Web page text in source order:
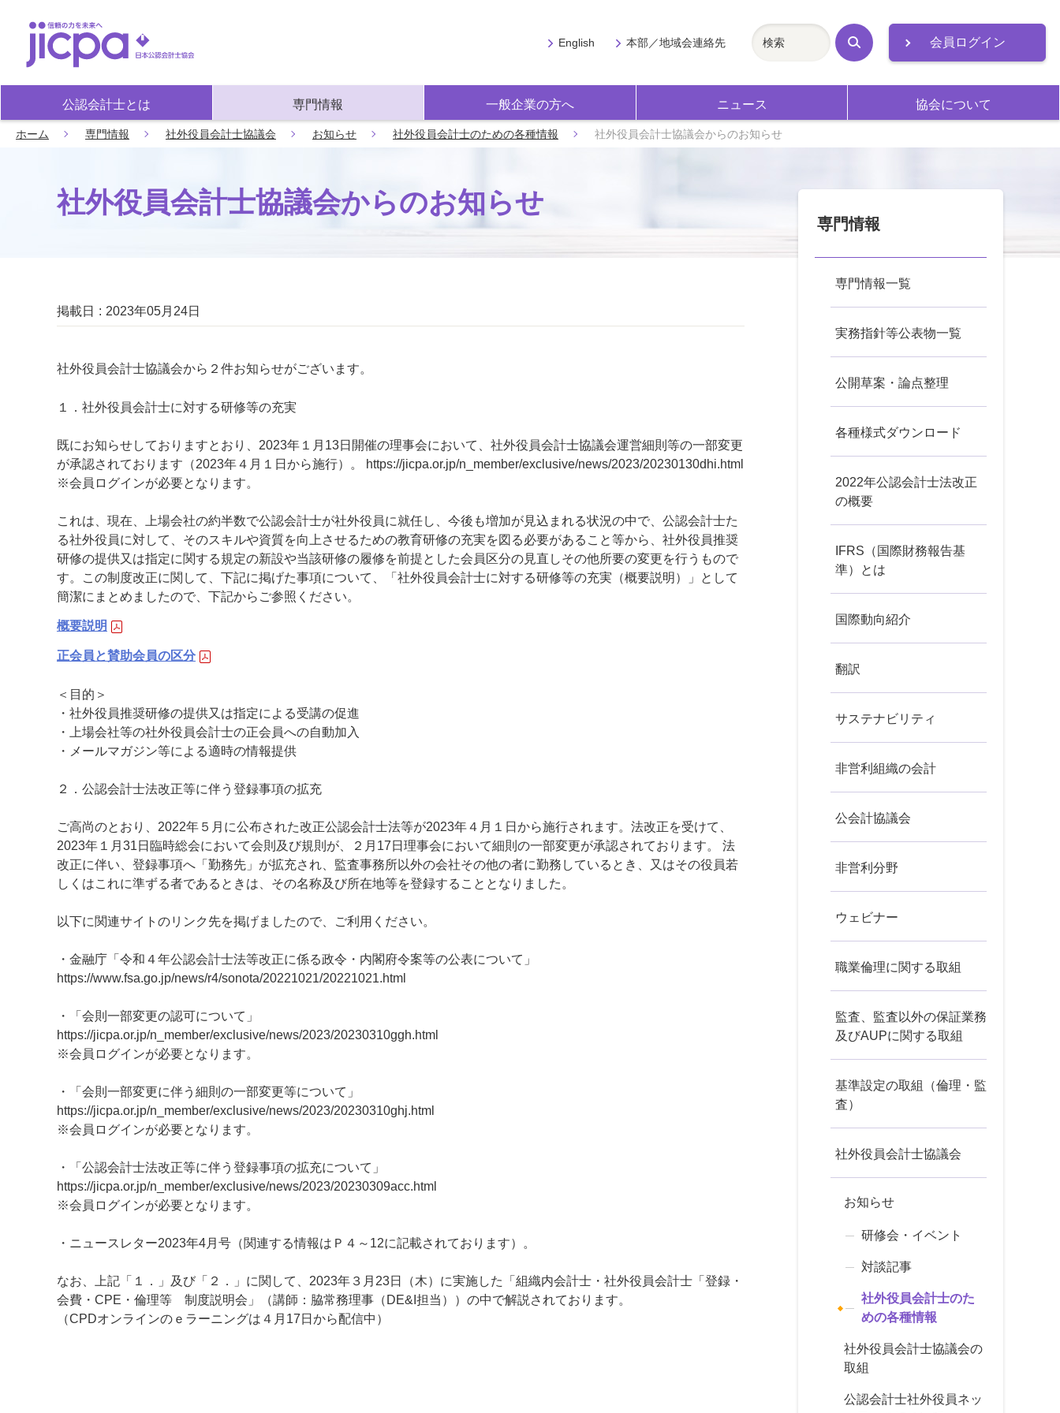
会員ログイン
公認会計士とは 専門情報 一般企業の方へ ニュース 協会について
English 本部／地域会連絡先
検
索
ホーム 専門情報 社外役員会計士協議会 お知らせ 社外役員会計士のための各種情報 社外役員会計士協議会からのお知らせ
社外役員会計士協議会からのお知らせ
掲載日 2023年05月24日
社外役員会計士協議会から２件お知らせがございます。
１．社外役員会計士に対する研修等の充実
既にお知らせしておりますとおり、2023年１月13日開催の理事会において、社外役員会計士協議会運営細則等の一部変更
が承認されております（2023年４月１日から施行）。
https://jicpa.or.jp/n_member/exclusive/news/2023/20230130dhi.html
※会員ログインが必要となります。
これは、現在、上場会社の約半数で公認会計士が社外役員に就任し、今後も増加が見込まれる状況の中で、公認会計士た
る社外役員に対して、そのスキルや資質を向上させるための教育研修の充実を図る必要があること等から、社外役員推奨
研修の提供又は指定に関する規定の新設や当該研修の履修を前提とした会員区分の見直しその他所要の変更を行うもので
す。この制度改正に関して、下記に掲げた事項について、「社外役員会計士に対する研修等の充実（概要説明）」として
簡潔にまとめましたので、下記からご参照ください。
概要説明
正会員と賛助会員の区分
＜目的＞
・社外役員推奨研修の提供又は指定による受講の促進
・上場会社等の社外役員会計士の正会員への自動加入
・メールマガジン等による適時の情報提供
２．公認会計士法改正等に伴う登録事項の拡充
ご高尚のとおり、2022年５月に公布された改正公認会計士法等が2023年４月１日から施行されます。法改正を受けて、
2023年１月31日臨時総会において会則及び規則が、２月17日理事会において細則の一部変更が承認されております。 法
改正に伴い、登録事項へ「勤務先」が拡充され、監査事務所以外の会社その他の者に勤務しているとき、又はその役員若
しくはこれに準ずる者であるときは、その名称及び所在地等を登録することとなりました。
以下に関連サイトのリンク先を掲げましたので、ご利用ください。
・金融庁「令和４年公認会計士法等改正に係る政令・内閣府令案等の公表について」
https://www.fsa.go.jp/news/r4/sonota/20221021/20221021.html
・「会則一部変更の認可について」
https://jicpa.or.jp/n_member/exclusive/news/2023/20230310ggh.html
※会員ログインが必要となります。
・「会則一部変更に伴う細則の一部変更等について」
https://jicpa.or.jp/n_member/exclusive/news/2023/20230310ghj.html
※会員ログインが必要となります。
・「公認会計士法改正等に伴う登録事項の拡充について」
https://jicpa.or.jp/n_member/exclusive/news/2023/20230309acc.html
※会員ログインが必要となります。
・ニュースレター2023年4月号（関連する情報はＰ４～12に記載されております）。
なお、上記「１．」及び「２．」に関して、2023年３月23日（木）に実施した「組織内会計士・社外役員会計士「登録・
会費・CPE・倫理等 制度説明会」（講師：脇常務理事（DE&I担当））の中で解説されております。
（CPDオンラインのｅラーニングは４月17日から配信中）
専門情報
専門情報一覧
実務指針等公表物一覧
公開草案・論点整理
各種様式ダウンロード
2022年公認会計士法改正
の概要
IFRS（国際財務報告基
準）とは
国際動向紹介
翻訳
サステナビリティ
非営利組織の会計
公会計協議会
非営利分野
ウェビナー
職業倫理に関する取組
監査、監査以外の保証業務
及びAUPに関する取組
基準設定の取組（倫理・監
査）
社外役員会計士協議会
お知らせ
研修会・イベント
対談記事
社外役員会計士のた
めの各種情報
社外役員会計士協議会の
取組
公認会計士社外役員ネッ